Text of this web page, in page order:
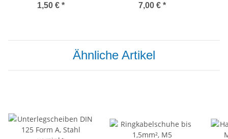
1,50 € * 7,00 € *
Ähnliche Artikel